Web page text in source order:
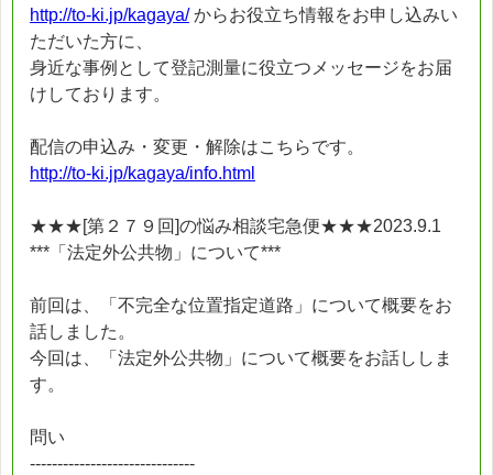
http://to-ki.jp/kagaya/からお役立ち情報をお申し込みい
ただいた方に、
身近な事例として登記測量に役立つメッセージをお届
けしております。
配信の申込み・変更・解除はこちらです。
http://to-ki.jp/kagaya/info.html
★★★[第２７９回]の悩み相談宅急便★★★2023.9.1
***「法定外公共物」について***
前回は、「不完全な位置指定道路」について概要をお
話しました。
今回は、「法定外公共物」について概要をお話ししま
す。
問い
------------------------------